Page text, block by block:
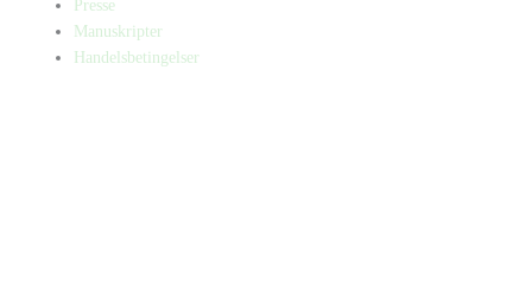
Presse
Manuskripter
Handelsbetingelser